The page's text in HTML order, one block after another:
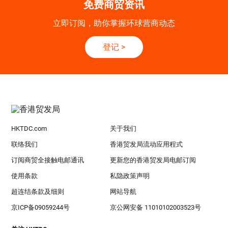
免费商贸资讯
立即订阅，助你掌握环球营商动态
登记 >
HKTDC.com 关于我们
联络我们 香港贸发局流动应用程式
订阅商贸全接触电邮通讯 更新您的香港贸发局电邮订阅
使用条款 私隐政策声明
超连结条款及细则 网站导航
京ICP备09059244号 京公网安备 11010102003523号